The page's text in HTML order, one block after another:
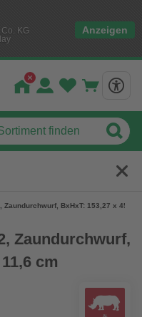
KG
Anzeigen
Zaundurchwurf, BxHxT: 153,27 x 45,6 x
Zaundurchwurf,
cm